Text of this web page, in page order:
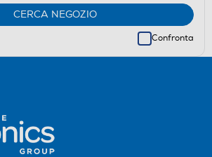
CERCA NEGOZIO
Confronta